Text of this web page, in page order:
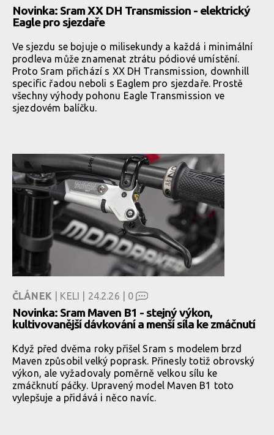
Novinka: Sram XX DH Transmission - elektrický
Eagle pro sjezdaře
Ve sjezdu se bojuje o milisekundy a každá i minimální
prodleva může znamenat ztrátu pódiové umístění.
Proto Sram přichází s XX DH Transmission, downhill
specific řadou neboli s Eaglem pro sjezdaře. Prostě
všechny výhody pohonu Eagle Transmission ve
sjezdovém balíčku.
ČLÁNEK | KELI | 24.2.26 | 0
Novinka: Sram Maven B1 - stejný výkon,
kultivovanější dávkování a menší síla ke zmáčnutí
Když před dvěma roky přišel Sram s modelem brzd
Maven způsobil velký poprask. Přinesly totiž obrovský
výkon, ale vyžadovaly poměrně velkou sílu ke
zmáčknutí páčky. Upravený model Maven B1 toto
vylepšuje a přidává i něco navíc.